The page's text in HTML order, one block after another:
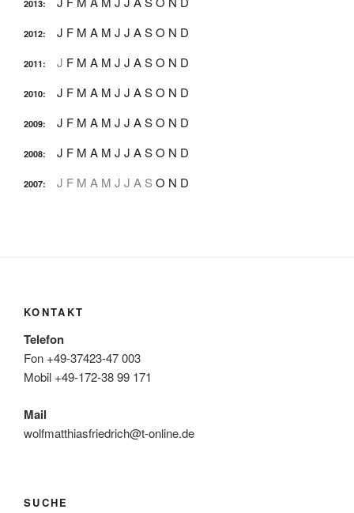
2013:
2012: J F M A M J J ASO N D
2011: J F M A M J J ASO N D
2010: J F M A M J J ASO N D
2009: J F M A M J J ASO N D
2008: J F M A M J J ASO N D
2007: J F M A M J J A S O N D
KONTAKT
Telefon
Fon +49-37423-47 003
Mobil +49-172-38 99 171
Mail
wolfmatthiasfriedrich@t-online.de
SUCHE